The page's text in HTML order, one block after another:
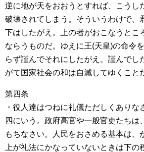
逆に地が天をおおうとすれば、こうし
破壊されてしまう。そういうわけで、
下はしたがえ。上の者がおこなうとこ
ならうものだ。ゆえに王(天皇)の命令
らず謹んでそれにしたがえ。謹んでし
がて国家社会の和は自滅してゆくこと
第四条
・役人達はつねに礼儀ただしくありな
四にいう。政府高官や一般官吏たちは
もちなさい。人民をおさめる基本は、
上が礼法にかなっていないときは下の